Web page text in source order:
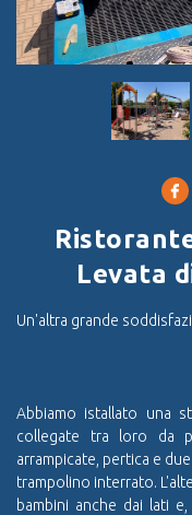
Levata
Un'altra grande
Abbiamo istallato una
collegate tra loro da
arrampicate, pertica e
trampolino interrato.
bambini anche dai lati